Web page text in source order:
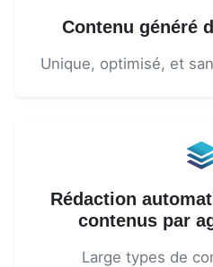
Contenu généré
Unique, optimisé, et
Rédaction
contenus par
Large types de